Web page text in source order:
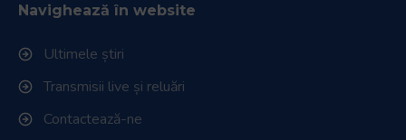
Navighează în website
Ultimele știri
Transmisii live și reluări
Contactează-ne